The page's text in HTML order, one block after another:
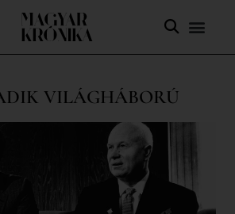
VILÁGHÁBORÚ